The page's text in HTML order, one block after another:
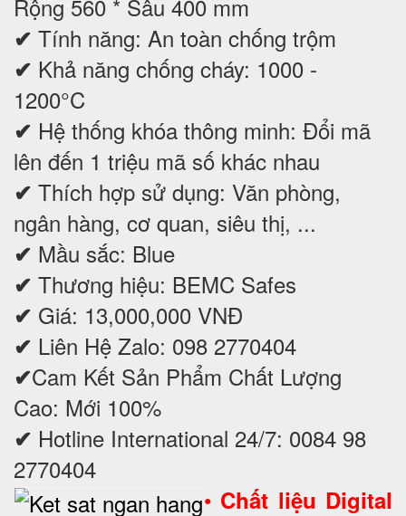
Rộng 560 * Sâu 400 mm
✔ Tính năng: An toàn chống trộm
✔ Khả năng chống cháy: 1000 -
1200°C
✔ Hệ thống khóa thông minh: Đổi mã
lên đến 1 triệu mã số khác nhau
✔ Thích hợp sử dụng: Văn phòng,
ngân hàng, cơ quan, siêu thị, ...
✔ Mầu sắc: Blue
✔ Thương hiệu: BEMC Safes
✔ Giá: 13,000,000 VNĐ
✔ Liên Hệ Zalo: 098 2770404
✔Cam Kết Sản Phẩm Chất Lượng
Cao: Mới 100%
✔ Hotline International 24/7: 0084 98
2770404
• Chất liệu Digital